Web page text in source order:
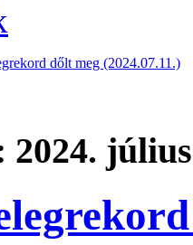
dőlt meg (2024.07.11.)